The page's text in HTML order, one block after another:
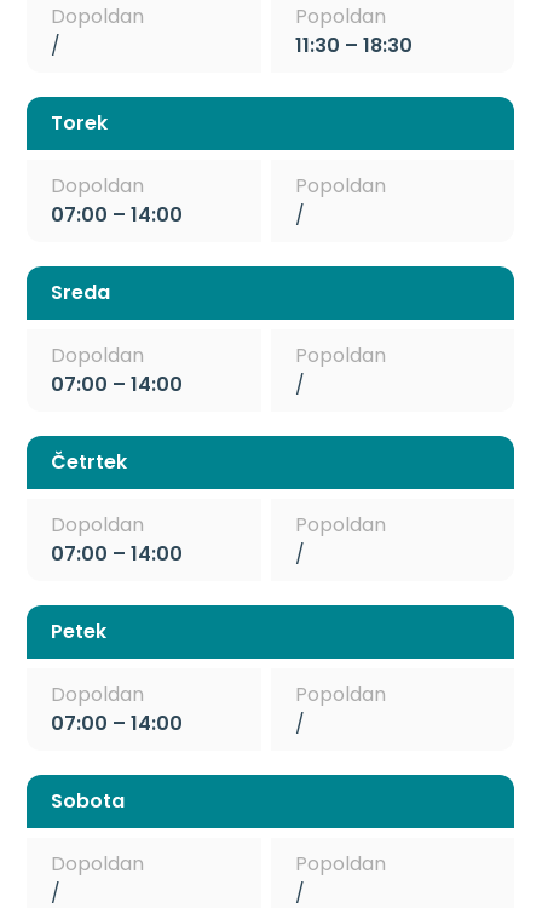
Dopoldan
/
Popoldan
11:30 – 18:30
Torek
Dopoldan
07:00 – 14:00
Popoldan
/
Sreda
Dopoldan
07:00 – 14:00
Popoldan
/
Četrtek
Dopoldan
07:00 – 14:00
Popoldan
/
Petek
Dopoldan
07:00 – 14:00
Popoldan
/
Sobota
Dopoldan
/
Popoldan
/